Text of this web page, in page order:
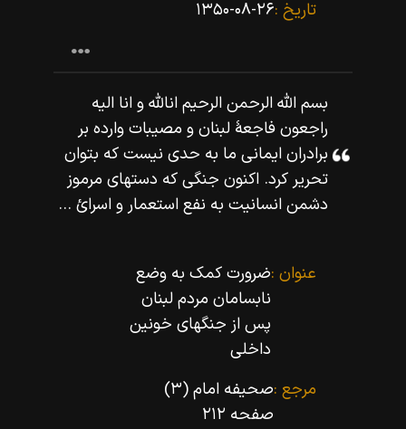
تاریخ :۱۳۵۰-۰۸-۲۶
بسم اللّه‌ الرحمن الرحيم اناللّه‌ و انا اليه
راجعون فاجعۀ لبنان و مصيبات وارده بر
برادران ايمانى ما به حدى نيست كه بتوان
تحرير كرد. اكنون جنگى كه دستهاى مرموز
دشمن انسانيت به نفع استعمار و اسرائ ...
عنوان :ضرورت کمک به وضع
نابسامان مردم لبنان
پس از جنگهاى خونین
داخلى
مرجع :صحیفه امام (۳)
صفحه ۲۱۲